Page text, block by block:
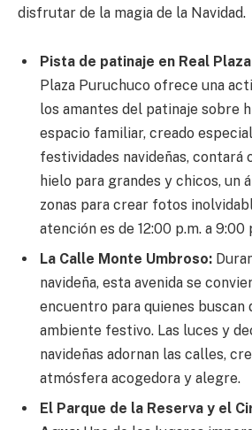
disfrutar de la magia de la Navidad.
Pista de patinaje en Real
Plaza Puruchuco ofrece una
los amantes del patinaje sobre
espacio familiar, creado
festividades navideñas, contará
hielo para grandes y chicos, un
zonas para crear fotos
atención es de 12:00 p.m. a 9:00
La Calle Monte Umbroso:
navideña, esta avenida se
encuentro para quienes
ambiente festivo. Las luces y
navideñas adornan las calles,
atmósfera acogedora y alegre.
El Parque de la Reserva y el